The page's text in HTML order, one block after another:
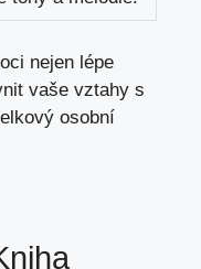
nejen lépe
vaše vztahy s
osobní